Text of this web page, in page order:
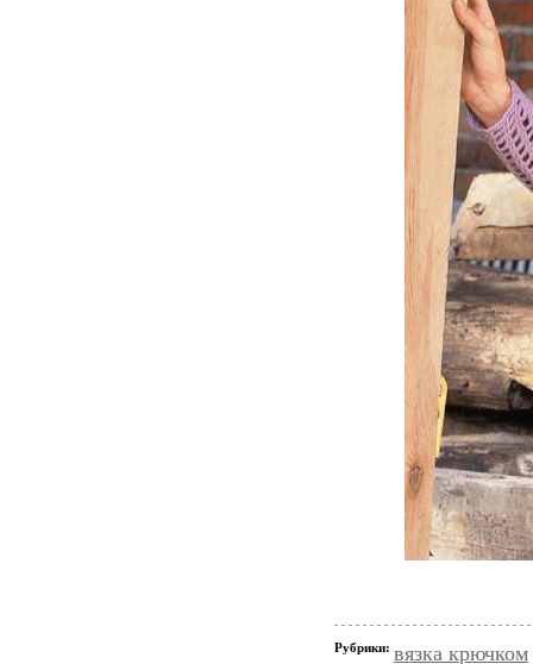
Рубрики: вязка крючком